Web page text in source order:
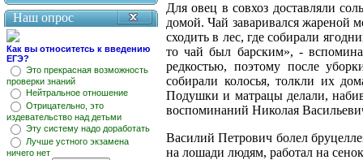
Наш опрос
Как вы относитетсь к введению
ЕГЭ?
Это прекрасная возможность
проверки знаний
Нейтральное отношение
Отрицательно, это
издевательство над детьми
Эту систему надо доработать
Лучше устного экзамена
ничего нет
Для овец в совхоз доставляли
домой. Чай заваривался жареной
сходить в лес, где собирали
то чай был барским», -
редкостью, поэтому после
собирали колосья, толкли их
Подушки и матрацы делали,
воспоминаний Николая
Василий Петрович болел
на лошади людям, работал на